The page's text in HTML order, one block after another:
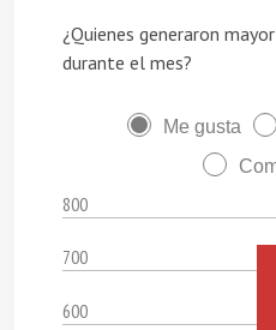
¿Quienes generaron
durante el mes?
Me gusta
800
700
600